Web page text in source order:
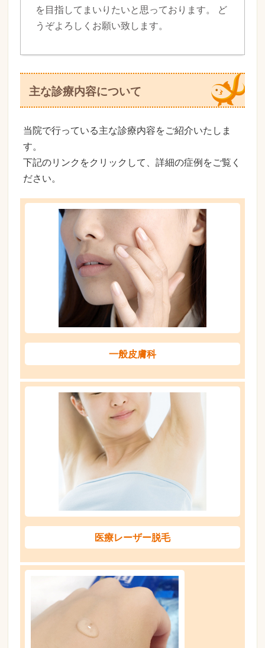
を目指してまいりたいと思っております。 ど
うぞよろしくお願い致します。
主な診療内容について
当院で行っている主な診療内容をご紹介いたしま
す。
下記のリンクをクリックして、詳細の症例をご覧く
ださい。
一般皮膚科
医療レーザー脱毛